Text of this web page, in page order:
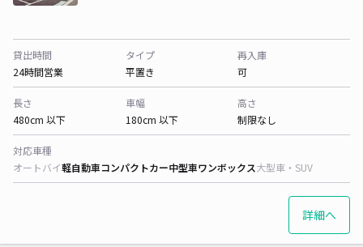
貸出時間
24時間営業
タイプ
平置き
再入庫
可
長さ
480cm 以下
車幅
180cm 以下
高さ
制限なし
対応車種
オートバイ軽自動車コンパクトカー中型車ワンボックス大型車・SUV
詳細へ